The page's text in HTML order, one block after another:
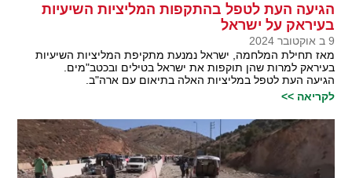
הגיעה העת לטפל בהתקפות המליציות השיעיות
בעיראק על ישראל
9 ב אוקטובר 2024
מאז תחילת המלחמה, ישראל נמנעת מתקיפת המליציות השיעיות
בעיראק למרות שהן תוקפות את ישראל בטילים ובכטב"מים.
הגיעה העת לטפל במליציות האלה בתיאום עם ארה"ב.
לקריאה >>